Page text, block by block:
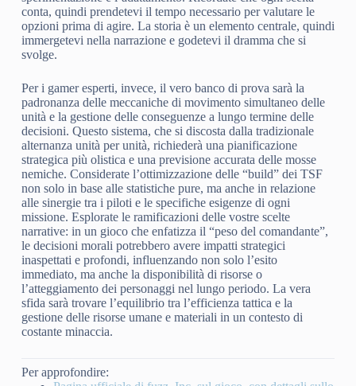
conta, quindi prendetevi il tempo necessario per valutare le
opzioni prima di agire. La storia è un elemento centrale, quindi
immergetevi nella narrazione e godetevi il dramma che si
svolge.
Per i gamer esperti, invece, il vero banco di prova sarà la
padronanza delle meccaniche di movimento simultaneo delle
unità e la gestione delle conseguenze a lungo termine delle
decisioni. Questo sistema, che si discosta dalla tradizionale
alternanza unità per unità, richiederà una pianificazione
strategica più olistica e una previsione accurata delle mosse
nemiche. Considerate l’ottimizzazione delle “build” dei TSF
non solo in base alle statistiche pure, ma anche in relazione
alle sinergie tra i piloti e le specifiche esigenze di ogni
missione. Esplorate le ramificazioni delle vostre scelte
narrative: in un gioco che enfatizza il “peso del comandante”,
le decisioni morali potrebbero avere impatti strategici
inaspettati e profondi, influenzando non solo l’esito
immediato, ma anche la disponibilità di risorse o
l’atteggiamento dei personaggi nel lungo periodo. La vera
sfida sarà trovare l’equilibrio tra l’efficienza tattica e la
gestione delle risorse umane e materiali in un contesto di
costante minaccia.
Per approfondire: